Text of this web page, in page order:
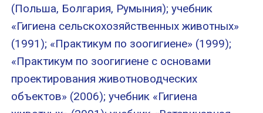
(Польша, Болгария, Румыния); учебник
«Гигиена сельскохозяйственных животных»
(1991); «Практикум по зоогигиене» (1999);
«Практикум по зоогигиене с основами
проектирования животноводческих
объектов» (2006); учебник «Гигиена